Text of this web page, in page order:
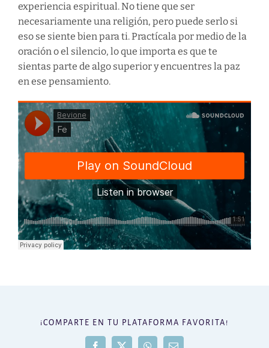
experiencia espiritual. No tiene que ser
necesariamente una religión, pero puede serlo si
eso se siente bien para ti. Practícala por medio de la
oración o el silencio, lo que importa es que te
sientas parte de algo superior y encuentres la paz
en ese pensamiento.
¡COMPARTE EN TU PLATAFORMA FAVORITA!